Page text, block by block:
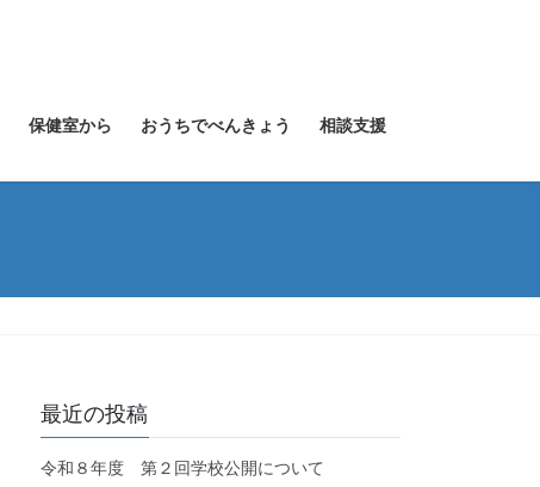
保健室から おうちでべんきょう 相談支援
最近の投稿
令和８年度 第２回学校公開について